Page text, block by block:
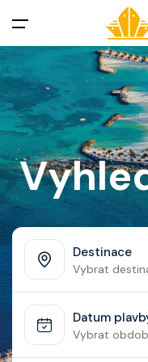
Menu
Akční nabídky
Destinace
Zážitky z
Užitečné
Často kladené
Články
Destinace
Vybrat
Datum
Vybrat